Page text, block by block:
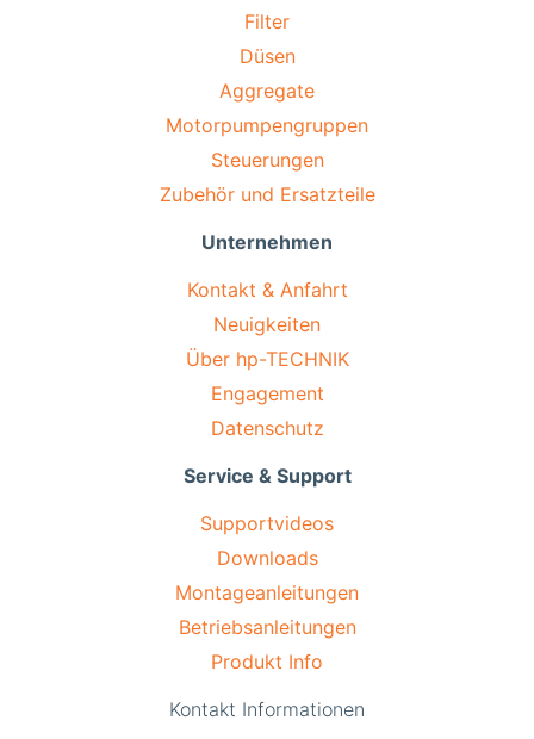
Filter
Düsen
Aggregate
Motorpumpengruppen
Steuerungen
Zubehör und Ersatzteile
Unternehmen
Kontakt & Anfahrt
Neuigkeiten
Über hp-TECHNIK
Engagement
Datenschutz
Service & Support
Supportvideos
Downloads
Montageanleitungen
Betriebsanleitungen
Produkt Info
Kontakt Informationen